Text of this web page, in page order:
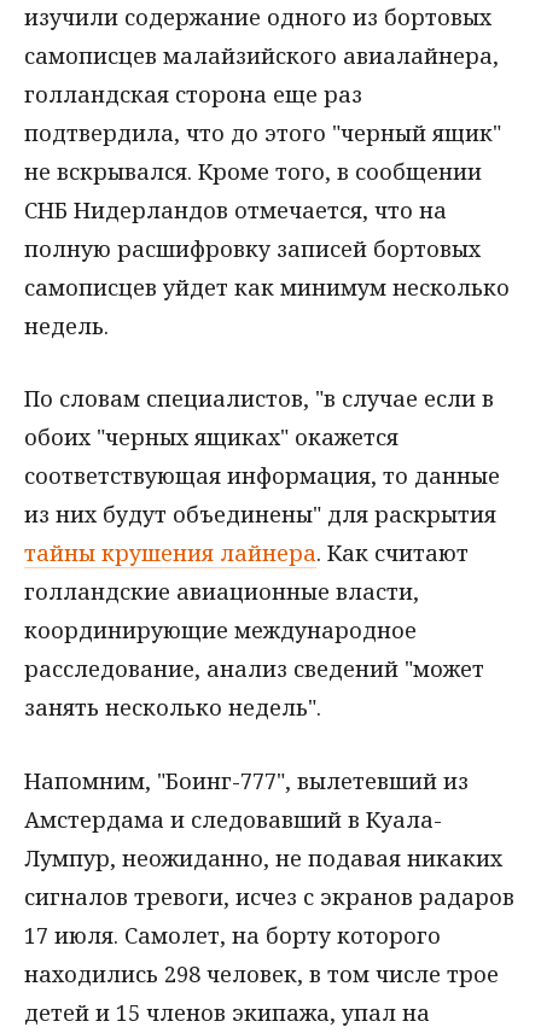
изучили содержание одного из бортовых
самописцев малайзийского авиалайнера,
голландская сторона еще раз
подтвердила, что до этого "черный ящик"
не вскрывался. Кроме того, в сообщении
СНБ Нидерландов отмечается, что на
полную расшифровку записей бортовых
самописцев уйдет как минимум несколько
недель.
По словам специалистов, "в случае если в
обоих "черных ящиках" окажется
соответствующая информация, то данные
из них будут объединены" для раскрытия
тайны крушения лайнера. Как считают
голландские авиационные власти,
координирующие международное
расследование, анализ сведений "может
занять несколько недель".
Напомним, "Боинг-777", вылетевший из
Амстердама и следовавший в Куала-
Лумпур, неожиданно, не подавая никаких
сигналов тревоги, исчез с экранов радаров
17 июля. Самолет, на борту которого
находились 298 человек, в том числе трое
детей и 15 членов экипажа, упал на